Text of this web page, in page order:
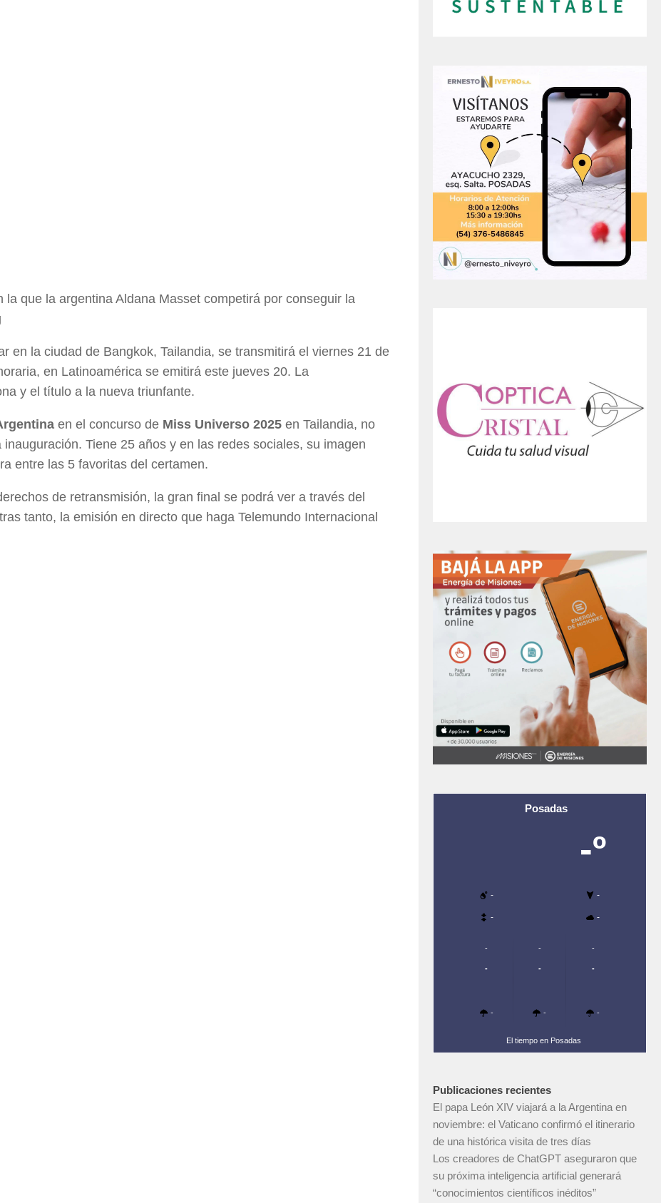
que la argentina Aldana Masset competirá por conseguir la
en la ciudad de Bangkok, Tailandia, se transmitirá el viernes 21 de
en Latinoamérica se emitirá este jueves 20. La
y el título a la nueva triunfante.
en el concurso de Miss Universo 2025 en Tailandia, no
Tiene 25 años y en las redes sociales, su imagen
entre las 5 favoritas del certamen.
de retransmisión, la gran final se podrá ver a través del
tanto, la emisión en directo que haga Telemundo Internacional
Posadas
-º
- -
- -
-
-
-
-
-
-
-
-
-
El tiempo en Posadas
Publicaciones recientes
El papa León XIV viajará a la Argentina en
noviembre: el Vaticano confirmó el itinerario
de una histórica visita de tres días
Los creadores de ChatGPT aseguraron que
su próxima inteligencia artificial generará
“conocimientos científicos inéditos”